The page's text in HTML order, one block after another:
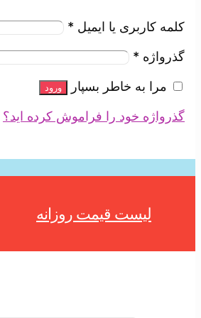
کلمه کاربری یا ایمیل *
گذرواژه *
مرا به خاطر بسپار
ورود
گذرواژه خود را فراموش کرده اید؟
لیست قیمت روزانه